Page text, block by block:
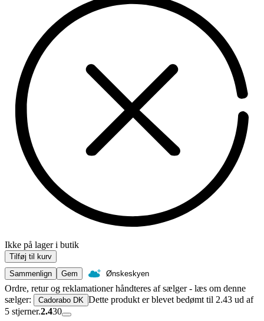
Ikke på lager i butik
Tilføj til kurv
Sammenlign
Gem Ønskeskyen
Ordre, retur og reklamationer håndteres af sælger - læs om denne
sælger:
Cadorabo DK Dette produkt er blevet bedømt til 2.43 ud af
5 stjerner.2.430